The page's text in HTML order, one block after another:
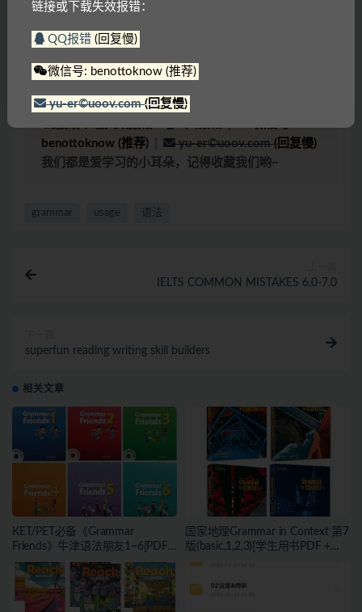
www.yu-er.com ，
文件，甚至可能会产生额外的费用。
温馨提示2：网盘中内容均为互联网收集整理，资源
对待，不要轻信任何人转账和打款要求。
benottoknow (推荐)
yu-er©uoov.com(回复慢)
我们都是爱学习的小耳朵，记得收藏我们哟~
grammar usage 语法
IELTS COMMON MISTAKES 6.0-7.0
superfun reading writing skill builders
相关文章
KET/PET必备《Grammar
Friends》牛津语法朋友1~6[PDF/
老师手册]
国家地理Grammar in Context 第7
版(basic,1,2,3)[学生用书PDF +音
频+ 教师+资料]
链接或下载失效报错：
QQ报错(回复慢)
微信号: benottoknow (推荐)
yu-er©uoov.com(回复慢)